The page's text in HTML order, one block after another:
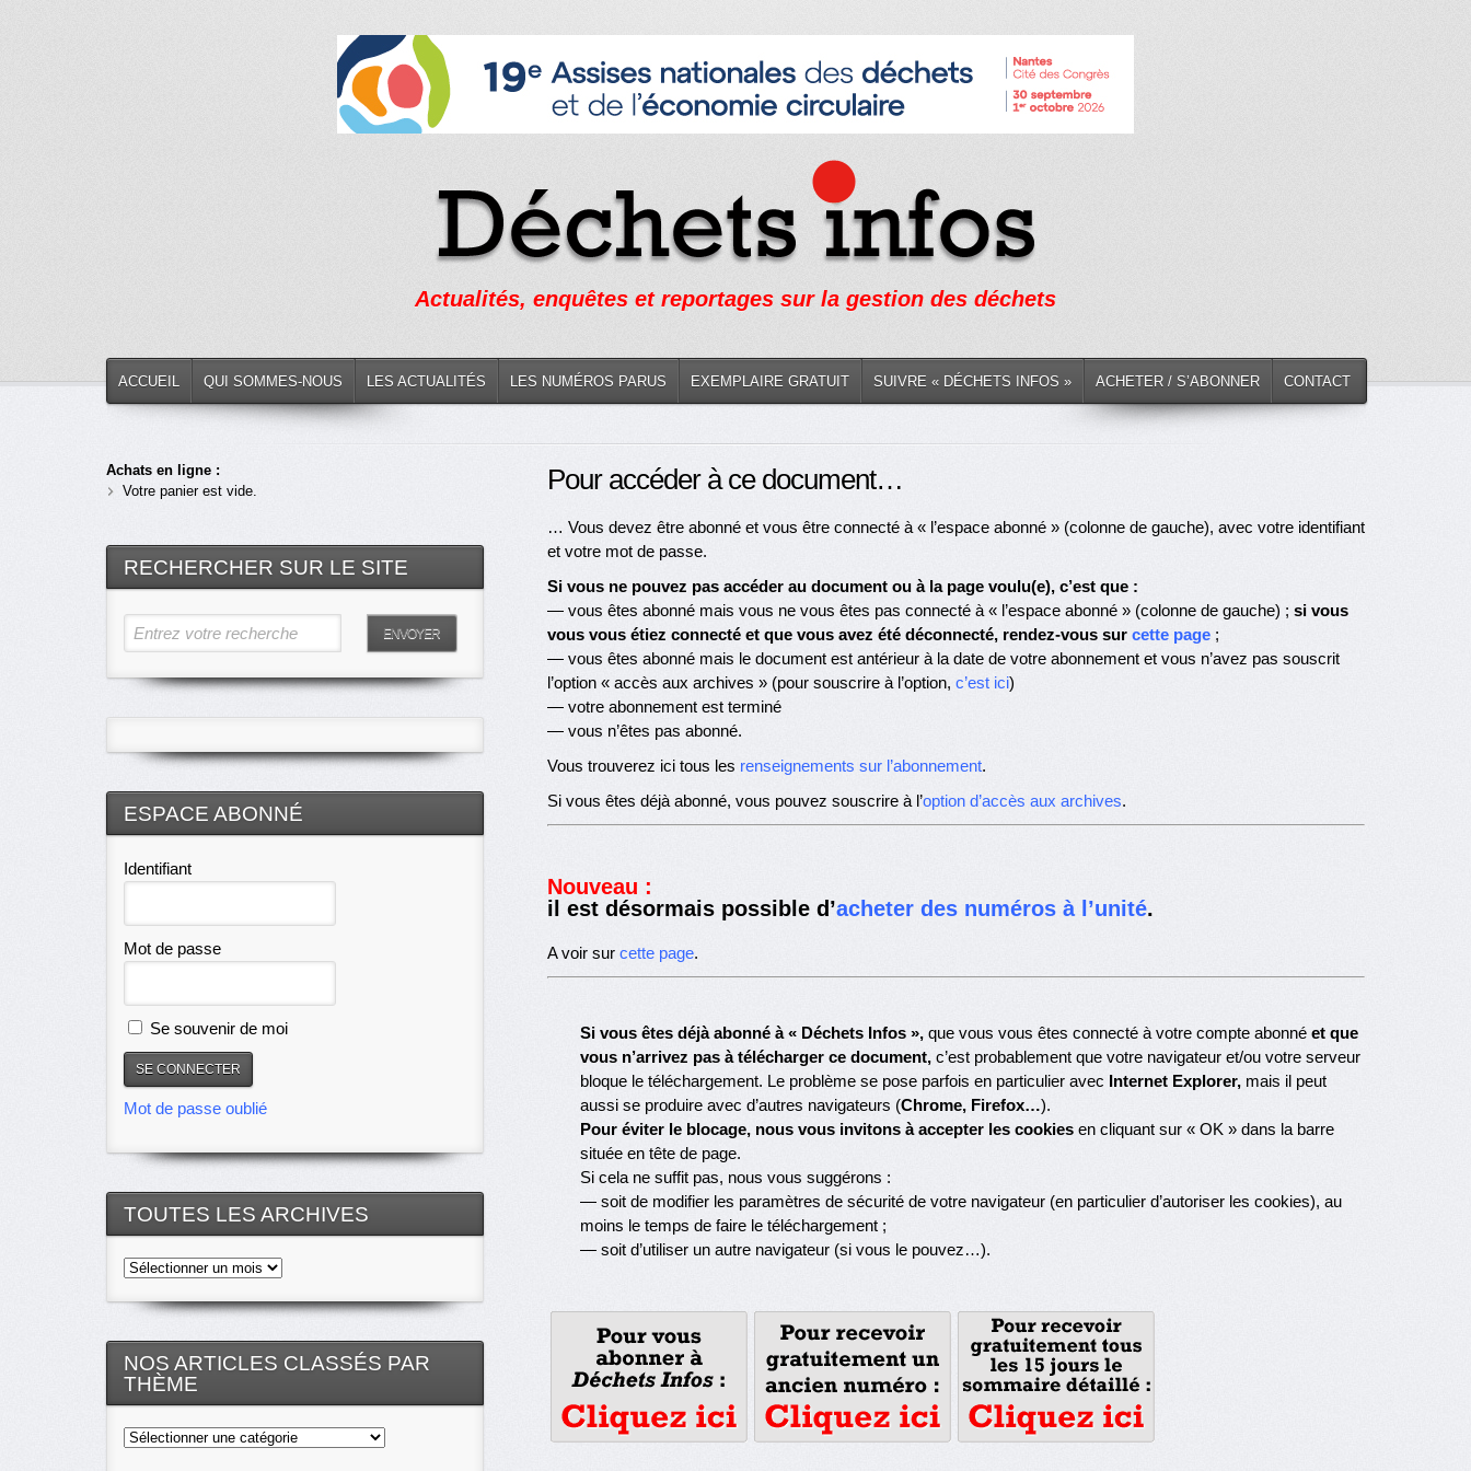
Actualités, enquêtes et reportages sur la gestion des déchets
ACCUEIL QUI SOMMES-NOUS LES ACTUALITÉS LES NUMÉROS PARUS EXEMPLAIRE GRATUIT SUIVRE « DÉCHETS INFOS » ACHETER / S’ABONNER CONTACT
Pour accéder à ce document…
… Vous devez être abonné et vous être connecté à « l’espace abonné » (colonne de gauche), avec votre identifiant
et votre mot de passe.
Si vous ne pouvez pas accéder au document ou à la page voulu(e), c’est que :
— vous êtes abonné mais vous ne vous êtes pas connecté à « l’espace abonné » (colonne de gauche) ; si vous
vous vous étiez connecté et que vous avez été déconnecté, rendez-vous sur cette page;
— vous êtes abonné mais le document est antérieur à la date de votre abonnement et vous n’avez pas souscrit
l’option « accès aux archives » (pour souscrire à l’option, c’est ici)
— votre abonnement est terminé
— vous n’êtes pas abonné.
Vous trouverez ici tous les renseignements sur l’abonnement.
Si vous êtes déjà abonné, vous pouvez souscrire à l’option d’accès aux archives.
Nouveau :
il est désormais possible d’acheter des numéros à l’unité.
A voir sur cette page.
Si vous êtes déjà abonné à « Déchets Infos », que vous vous êtes connecté à votre compte abonné et que
vous n’arrivez pas à télécharger ce document,c’est probablement que votre navigateur et/ou votre serveur
bloque le téléchargement. Le problème se pose parfois en particulier avec Internet Explorer,mais il peut
aussi se produire avec d’autres navigateurs (Chrome, Firefox…).
Pour éviter le blocage, nous vous invitons à accepter les cookiesen cliquant sur « OK » dans la barre
située en tête de page.
Si cela ne suffit pas, nous vous suggérons :
— soit de modifier les paramètres de sécurité de votre navigateur (en particulier d’autoriser les cookies), au
moins le temps de faire le téléchargement ;
— soit d’utiliser un autre navigateur (si vous le pouvez…).
Achats en ligne :
Votre panier est vide.
RECHERCHER SUR LE SITE
Entrez votre recherche ENVOYER
ESPACE ABONNÉ
Identifiant
Mot de passe
Se souvenir de moi
Mot de passe oublié
TOUTES LES ARCHIVES
Toutes
archives
NOS ARTICLES CLASSÉS PAR
THÈME
Nos